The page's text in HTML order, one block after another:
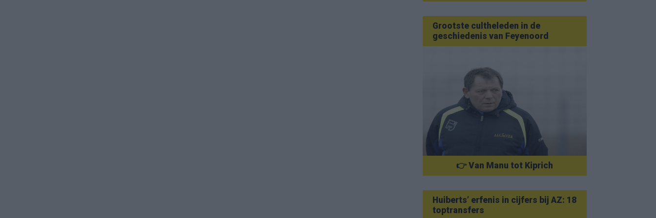
Grootste cultheleden in de
geschiedenis van Feyenoord
👉 Van Manu tot Kiprich
Huiberts’ erfenis in cijfers bij AZ: 18
toptransfers